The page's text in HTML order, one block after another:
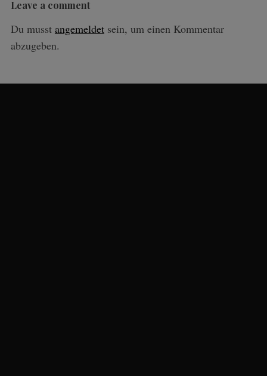
Leave a comment
Du musst angemeldetsein, um einen Kommentar
abzugeben.